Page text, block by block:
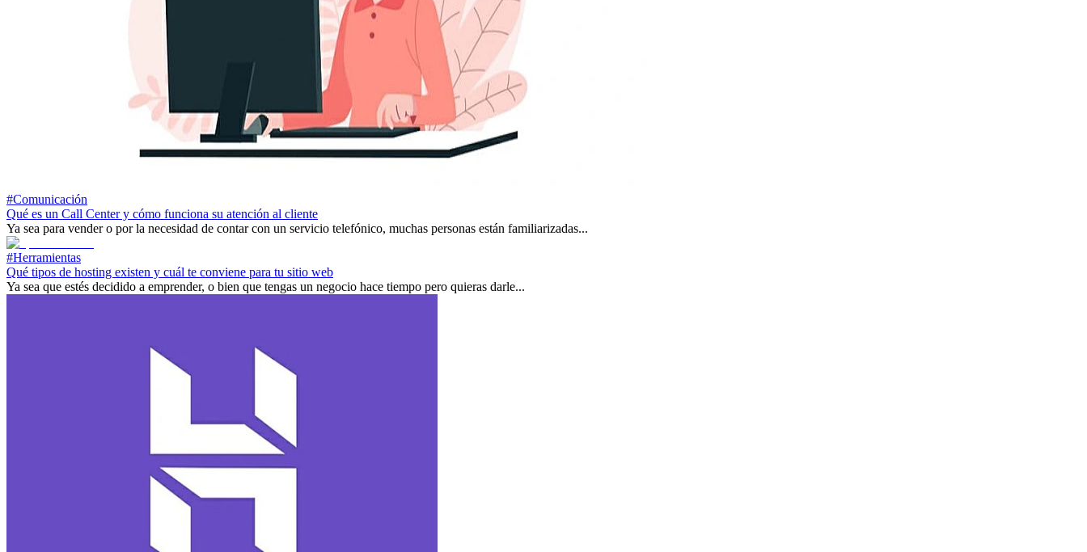
#Comunicación
Qué es un Call Center y cómo funciona su atención al cliente
Ya sea para vender o por la necesidad de contar con un servicio telefónico, muchas personas están familiarizadas...
#Herramientas
Qué tipos de hosting existen y cuál te conviene para tu sitio web
Ya sea que estés decidido a emprender, o bien que tengas un negocio hace tiempo pero quieras darle...